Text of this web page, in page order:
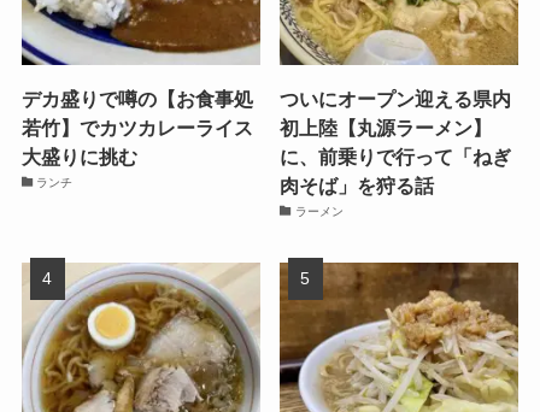
デカ盛りで噂の【お食事処
若竹】でカツカレーライス
大盛りに挑む
ランチ
ついにオープン迎える県内
初上陸【丸源ラーメン】
に、前乗りで行って「ねぎ
肉そば」を狩る話
ラーメン